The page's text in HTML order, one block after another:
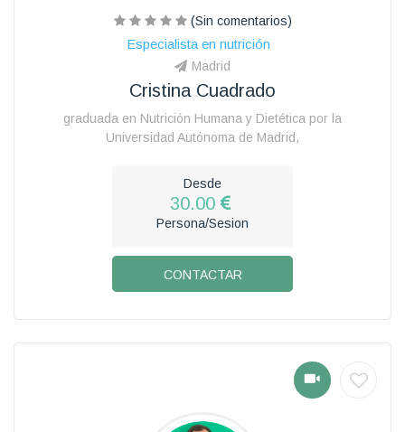
(Sin comentarios)
Especialista en nutrición
Madrid
Cristina Cuadrado
graduada en Nutrición Humana y Dietética por la
Universidad Autónoma de Madrid,
Desde
30.00
Persona/Sesion
CONTACTAR